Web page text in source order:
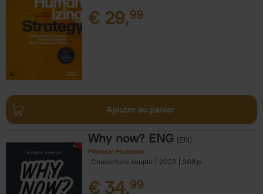
€ 29,99
Ajouter au panier
Why now? ENG (EN)
Michael Humblet
Couverture souple
2023 208
€ 34,99